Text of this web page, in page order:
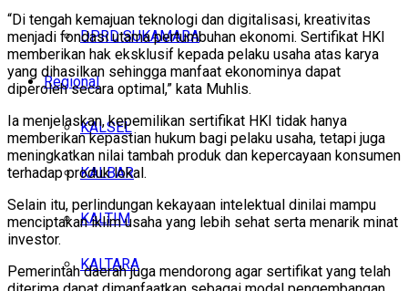
DPRD SUKAMARA
Regional
KALSEL
KALBAR
KALTIM
KALTARA
“Di tengah kemajuan teknologi dan digitalisasi, kreativitas
menjadi fondasi utama pertumbuhan ekonomi. Sertifikat HKI
memberikan hak eksklusif kepada pelaku usaha atas karya
yang dihasilkan sehingga manfaat ekonominya dapat
diperoleh secara optimal,” kata Muhlis.
Ia menjelaskan, kepemilikan sertifikat HKI tidak hanya
memberikan kepastian hukum bagi pelaku usaha, tetapi juga
meningkatkan nilai tambah produk dan kepercayaan konsumen
terhadap produk lokal.
Selain itu, perlindungan kekayaan intelektual dinilai mampu
menciptakan iklim usaha yang lebih sehat serta menarik minat
investor.
Pemerintah daerah juga mendorong agar sertifikat yang telah